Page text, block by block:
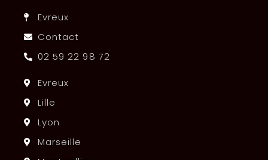
Evreux
Contact
02 59 22 98 72
Evreux
Lille
Lyon
Marseille